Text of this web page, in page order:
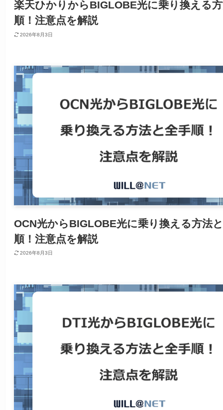
楽天ひかりからBIGLOBE光に乗り換える
順！注意点を解説
2026年8月3日
OCN光からBIGLOBE光に乗り換える方法
順！注意点を解説
2026年8月3日